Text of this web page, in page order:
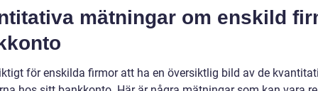
mätningar om enskild
för enskilda firmor att ha en översiktlig bild av de